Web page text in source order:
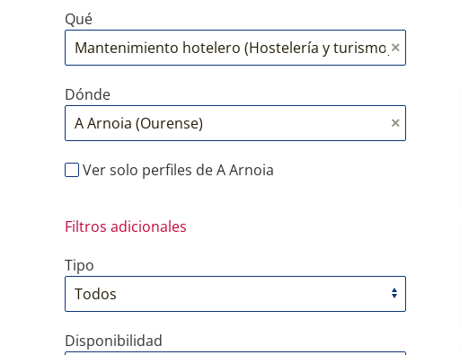
Qué
Dónde
Ver solo perfiles de A Arnoia
Filtros adicionales
Tipo
Disponibilidad